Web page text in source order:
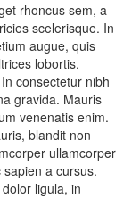
rhoncus sem, a
scelerisque. In
augue, quis
lobortis.
consectetur nibh
gravida. Mauris
venenatis enim.
blandit non
ullamcorper
a cursus.
ligula, in